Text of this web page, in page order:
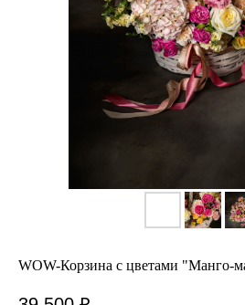
WOW-Корзина с цветами "Манго-